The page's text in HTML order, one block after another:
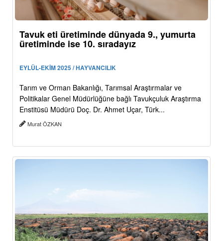
Tavuk eti üretiminde dünyada 9., yumurta
üretiminde ise 10. sıradayız
EYLÜL-EKİM 2025 / HAYVANCILIK
Tarım ve Orman Bakanlığı, Tarımsal Araştırmalar ve
Politikalar Genel Müdürlüğüne bağlı Tavukçuluk Araştırma
Enstitüsü Müdürü Doç. Dr. Ahmet Uçar, Türk...
Murat ÖZKAN